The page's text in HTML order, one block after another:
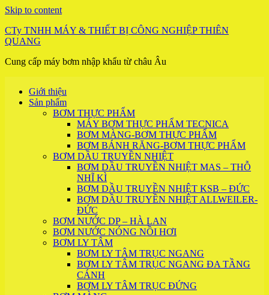
Skip to content
CTy TNHH MÁY & THIẾT BỊ CÔNG NGHIỆP THIÊN
QUANG
Cung cấp máy bơm nhập khẩu từ châu Âu
Giới thiệu
Sản phẩm
BƠM THỰC PHẨM
MÁY BƠM THỰC PHẨM TECNICA
BƠM MÀNG-BƠM THỰC PHẨM
BƠM BÁNH RĂNG-BƠM THỰC PHẨM
BƠM DẦU TRUYỀN NHIỆT
BƠM DẦU TRUYỀN NHIỆT MAS – THỖ
NHĨ KÌ
BƠM DẦU TRUYỀN NHIỆT KSB – ĐỨC
BƠM DẦU TRUYỀN NHIỆT ALLWEILER-
ĐỨC
BƠM NƯỚC DP – HÀ LAN
BƠM NƯỚC NÓNG NỒI HƠI
BƠM LY TÂM
BƠM LY TÂM TRỤC NGANG
BƠM LY TÂM TRỤC NGANG ĐA TẦNG
CÁNH
BƠM LY TÂM TRỤC ĐỨNG